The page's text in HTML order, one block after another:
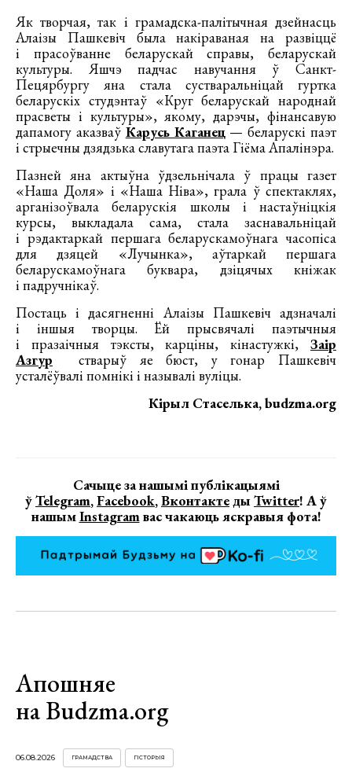
Як творчая, так і грамадска-палітычная дзейнасць
Алаізы Пашкевіч была накіраваная на развіццё
і прасоўванне беларускай справы, беларускай
культуры. Яшчэ падчас навучання ў Санкт-
Пецярбургу яна стала сустваральніцай гуртка
беларускіх студэнтаў «Круг беларускай народнай
прасветы і культуры», якому, дарэчы, фінансавую
дапамогу аказваў Карусь Каганец — беларускі паэт
і стрыечны дзядзька славутага паэта Гіёма Апалінэра.
Пазней яна актыўна ўдзельнічала ў працы газет
«Наша Доля» і «Наша Ніва», грала ў спектаклях,
арганізоўвала беларускія школы і настаўніцкія
курсы, выкладала сама, стала заснавальніцай
і рэдактаркай першага беларускамоўнага часопіса
для дзяцей «Лучынка», аўтаркай першага
беларускамоўнага буквара, дзіцячых кніжак
і падручнікаў.
Постаць і дасягненні Алаізы Пашкевіч адзначалі
і іншыя творцы. Ёй прысвячалі паэтычныя
і празаічныя тэксты, карціны, кінастужкі, Заір
Азгур стварыў яе бюст, у гонар Пашкевіч
усталёўвалі помнікі і называлі вуліцы.
Кірыл Стаселька, budzma.org
Сачыце за нашымі публікацыямі
ўTelegram,Facebook,Вконтактеды Twitter! А ў
нашымInstagramвас чакаюць яскравыя фота!
Апошняе
на Budzma.org
06.08.2026 ГРАМАДСТВА ГІСТОРЫЯ